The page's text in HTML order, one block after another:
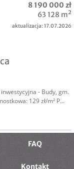
- Budy, gm.
129 zł/m² P...
inwestycyjne
8 190 000 zł
63 128 m²
aktualizacja: 17.07.2026
FAQ
Kontakt